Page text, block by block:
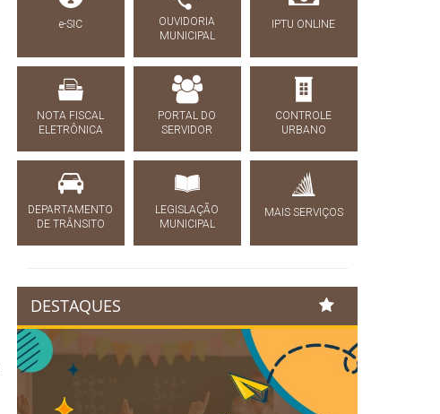
e-SIC
OUVIDORIA
MUNICIPAL
IPTU ONLINE
NOTA FISCAL
ELETRÔNICA
PORTAL DO
SERVIDOR
CONTROLE
URBANO
DEPARTAMENTO
DE TRÂNSITO
LEGISLAÇÃO
MUNICIPAL
MAIS SERVIÇOS
DESTAQUES